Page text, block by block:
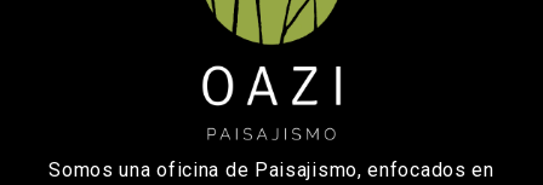
Somos una oficina de Paisajismo, enfocados en